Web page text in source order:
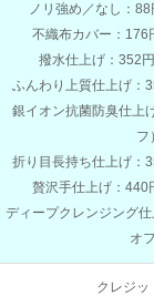
ノリ強め／なし：88
不織布カバー：176
撥水仕上げ：352
ふんわり上質仕上げ：
銀イオン抗菌防臭仕上
フ）
折り目長持ち仕上げ：
贅沢手仕上げ：440
ディープクレンジング
オフ
クレジッ